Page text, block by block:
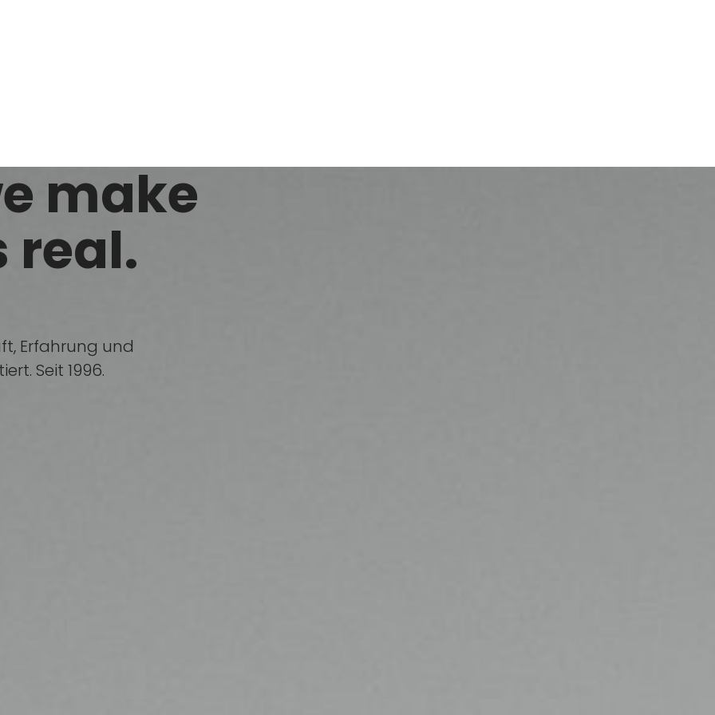
make
real.
Erfahrung und
Seit 1996.